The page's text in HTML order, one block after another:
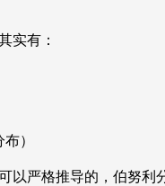
实有：
）
以严格推导的，伯努